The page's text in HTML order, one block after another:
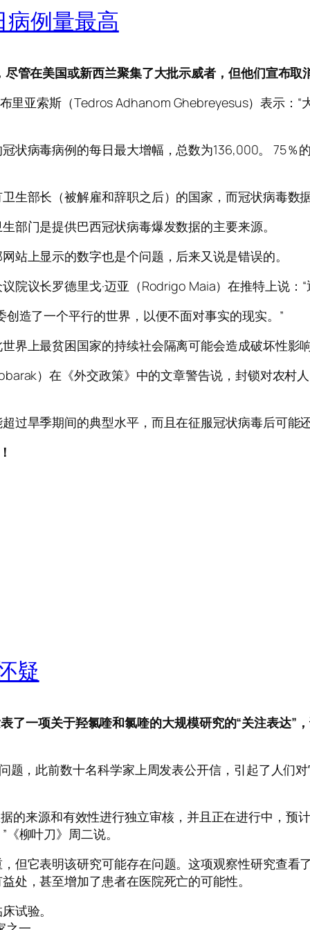
病例量最高
管在美国或新西兰聚集了大批示威者，但他们宣布取
里亚索斯（Tedros Adhanom Ghebreyesus）表示：
状病毒病例的每日最大增幅，总数为136,000。 75％
生部长（被解雇和辞职之后）的国家，而冠状病毒数
部门是提供巴西冠状病毒爆发数据的主要来源。
站上显示的数字也是个问题，后来又说是错误的。
院议长罗德里戈·迈亚（Rodrigo Maia）在推特上说：
造了一个平行的世界，以便不面对事实的现实。”
界上最贫困国家的持续社会隔离可能会造成破坏性影
）在《外交政策》中的文章警告说，封锁对农村
过旱季期间的典型水平，而且在征服冠状病毒后可能
疑
了一项关于羟氯喹和氯喹的大规模研究的“关注表达”
题，此前数十名科学家上周发表公开信，引起了人们
的来源和有效性进行独立审核，并且正在进行中，预
柳叶刀》周二说。
但它表明该研究可能存在问题。这项观察性研究查
处，甚至增加了患者在医院死亡的可能性。
试验。